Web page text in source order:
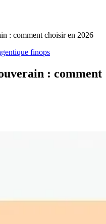
: comment choisir en 2026
finops
: comment